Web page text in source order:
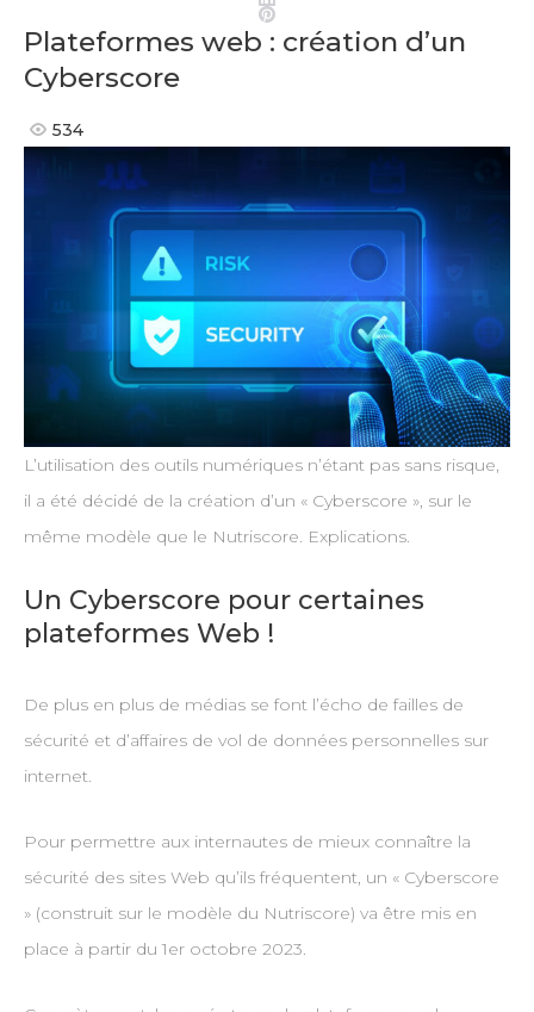
Pinterest
Plateformes web : création d’un
Cyberscore
534
L’utilisation des outils numériques n’étant pas sans risque,
il a été décidé de la création d’un « Cyberscore », sur le
même modèle que le Nutriscore. Explications.
Un Cyberscore pour certaines
plateformes Web !
De plus en plus de médias se font l’écho de failles de
sécurité et d’affaires de vol de données personnelles sur
internet.
Pour permettre aux internautes de mieux connaître la
sécurité des sites Web qu’ils fréquentent, un « Cyberscore
» (construit sur le modèle du Nutriscore) va être mis en
place à partir du 1er octobre 2023.